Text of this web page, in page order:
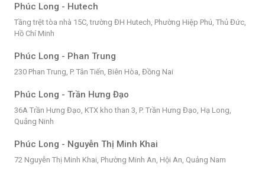
Phúc Long - Hutech
Tầng trệt tòa nhà 15C, trường ĐH Hutech, Phường Hiệp Phú, Thủ Đức,
Hồ Chí Minh
Phúc Long - Phan Trung
230 Phan Trung, P. Tân Tiến, Biên Hòa, Đồng Nai
Phúc Long - Trần Hưng Đạo
36A Trần Hưng Đạo, KTX kho than 3, P. Trần Hưng Đạo, Hạ Long,
Quảng Ninh
Phúc Long - Nguyễn Thị Minh Khai
72 Nguyễn Thị Minh Khai, Phường Minh An, Hội An, Quảng Nam